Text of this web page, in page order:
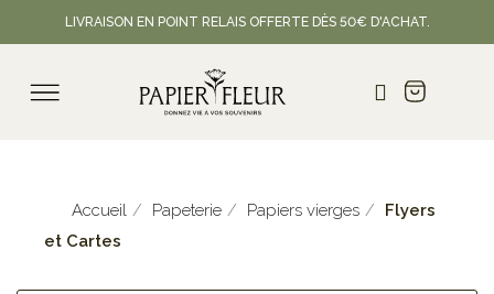
LIVRAISON EN POINT RELAIS OFFERTE DÈS 50€ D'ACHAT.
Accueil Papeterie Papiers vierges
Flyers
et Cartes